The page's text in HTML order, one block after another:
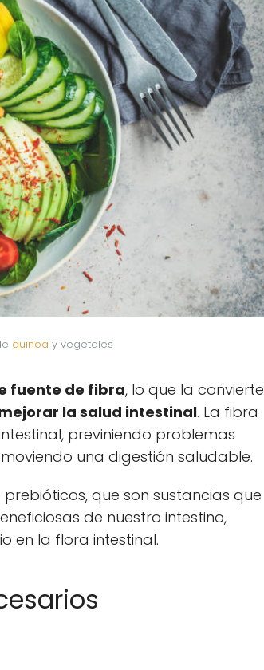
quinoa y vegetales
fuente de fibra, lo que la convierte
la salud intestinal. La fibra
previniendo problemas
una digestión saludable.
que son sustancias que
de nuestro intestino,
en la flora intestinal.